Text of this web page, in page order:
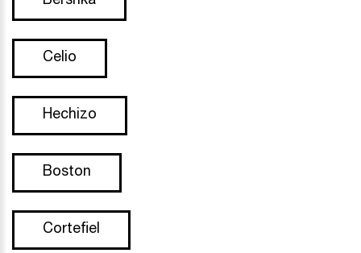
Celio
Hechizo
Boston
Cortefiel